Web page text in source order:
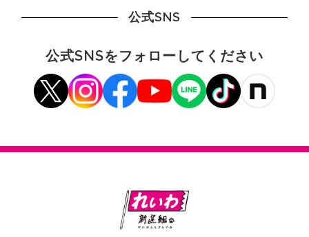
公式SNS
公式SNSをフォローしてください